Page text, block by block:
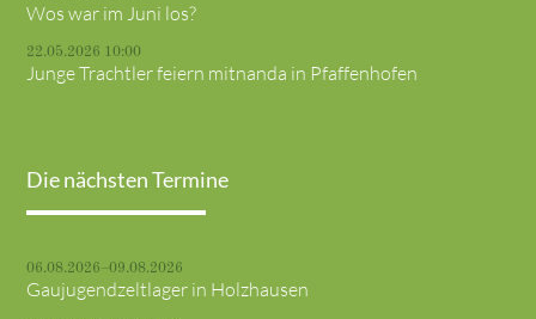
Wos war im Juni los?
22.05.2026 10:00
Junge Trachtler feiern mitnanda in Pfaffenhofen
Die nächsten Termine
06.08.2026–09.08.2026
Gaujugendzeltlager in Holzhausen